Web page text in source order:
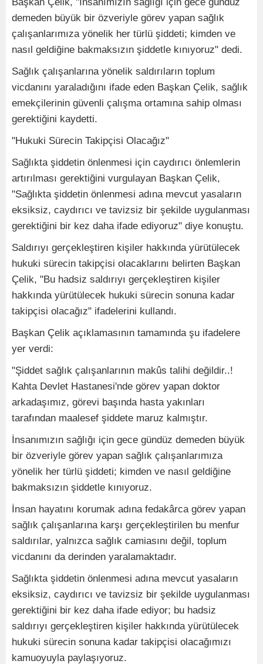
demeden büyük bir özveriyle görev yapan sağlık
çalışanlarımıza yönelik her türlü şiddeti; kimden ve
nasıl geldiğine bakmaksızın şiddetle kınıyoruz" dedi.
Sağlık çalışanlarına yönelik saldırıların toplum
vicdanını yaraladığını ifade eden Başkan Çelik, sağlık
emekçilerinin güvenli çalışma ortamına sahip olması
gerektiğini kaydetti.
"Hukuki Sürecin Takipçisi Olacağız"
Sağlıkta şiddetin önlenmesi için caydırıcı önlemlerin
artırılması gerektiğini vurgulayan Başkan Çelik,
"Sağlıkta şiddetin önlenmesi adına mevcut yasaların
eksiksiz, caydırıcı ve tavizsiz bir şekilde uygulanması
gerektiğini bir kez daha ifade ediyoruz" diye konuştu.
Saldırıyı gerçekleştiren kişiler hakkında yürütülecek
hukuki sürecin takipçisi olacaklarını belirten Başkan
Çelik, "Bu hadsiz saldırıyı gerçekleştiren kişiler
hakkında yürütülecek hukuki sürecin sonuna kadar
takipçisi olacağız" ifadelerini kullandı.
Başkan Çelik açıklamasının tamamında şu ifadelere
yer verdi:
"Şiddet sağlık çalışanlarının makûs talihi değildir..!
Kahta Devlet Hastanesi'nde görev yapan doktor
arkadaşımız, görevi başında hasta yakınları
tarafından maalesef şiddete maruz kalmıştır.
İnsanımızın sağlığı için gece gündüz demeden büyük
bir özveriyle görev yapan sağlık çalışanlarımıza
yönelik her türlü şiddeti; kimden ve nasıl geldiğine
bakmaksızın şiddetle kınıyoruz.
İnsan hayatını korumak adına fedakârca görev yapan
sağlık çalışanlarına karşı gerçekleştirilen bu menfur
saldırılar, yalnızca sağlık camiasını değil, toplum
vicdanını da derinden yaralamaktadır.
Sağlıkta şiddetin önlenmesi adına mevcut yasaların
eksiksiz, caydırıcı ve tavizsiz bir şekilde uygulanması
gerektiğini bir kez daha ifade ediyor; bu hadsiz
saldırıyı gerçekleştiren kişiler hakkında yürütülecek
hukuki sürecin sonuna kadar takipçisi olacağımızı
kamuoyuyla paylaşıyoruz.